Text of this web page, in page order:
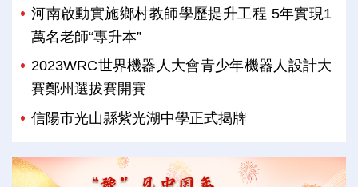
河南啟動實施鄉村教師學歷提升工程 5年實現1
萬名老師“專升本”
2023WRC世界機器人大會青少年機器人設計大
賽鄭州選拔賽開賽
信陽市光山縣紫光湖中學正式揭牌